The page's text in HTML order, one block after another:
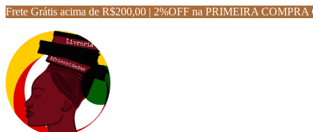
Frete Grátis acima de R$200,00 | 2%OFF na PRIMEIRA